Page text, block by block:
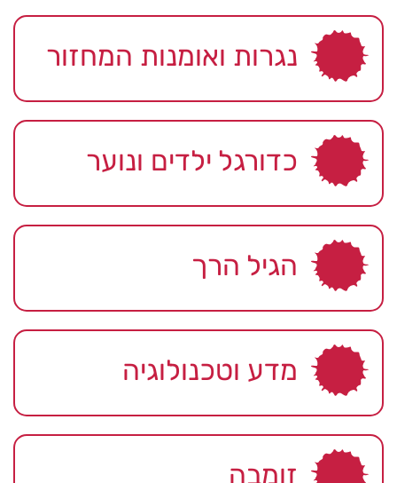
נגרות ואומנות המחזור
כדורגל ילדים ונוער
הגיל הרך
מדע וטכנולוגיה
זומבה